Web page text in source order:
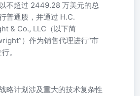
不超过 2449.28 万美元的总
普通股，并通过 H.C.
& Co., LLC（以下简
）作为销售代理进行“市
。
略计划涉及重大的技术复杂性